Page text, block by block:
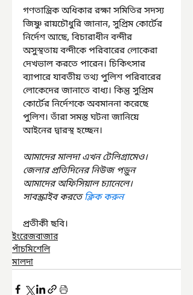
গণতান্ত্রিক অধিকার রক্ষা সমিতির সদস্য
জিষ্ণু রায়চৌধুরি জানান, সুপ্রিম কোর্টের
নির্দেশ আছে, বিচারাধীন বন্দীর
অসুস্থতায় বন্দীকে পরিবারের লোকেরা
দেখভাল করতে পারেন। চিকিৎসার
ব্যাপারে যাবতীয় তথ্য পুলিশ পরিবারের
লোকেদের জানাতে বাধ্য। কিন্তু সুপ্রিম
কোর্টের নির্দেশকে অবমাননা করেছে
পুলিশ। তাঁরা সমস্ত ঘটনা জানিয়ে
আইনের দ্বারস্থ হচ্ছেন।
আমাদের মালদা এখন টেলিগ্রামেও।
জেলার প্রতিদিনের নিউজ পড়ুন
আমাদের অফিসিয়াল চ্যানেলে।
সাবস্ক্রাইব করতে ক্লিক করুন
প্রতীকী ছবি।
ইংরেজবাজার
পাঁচমিশেলি
মালদা